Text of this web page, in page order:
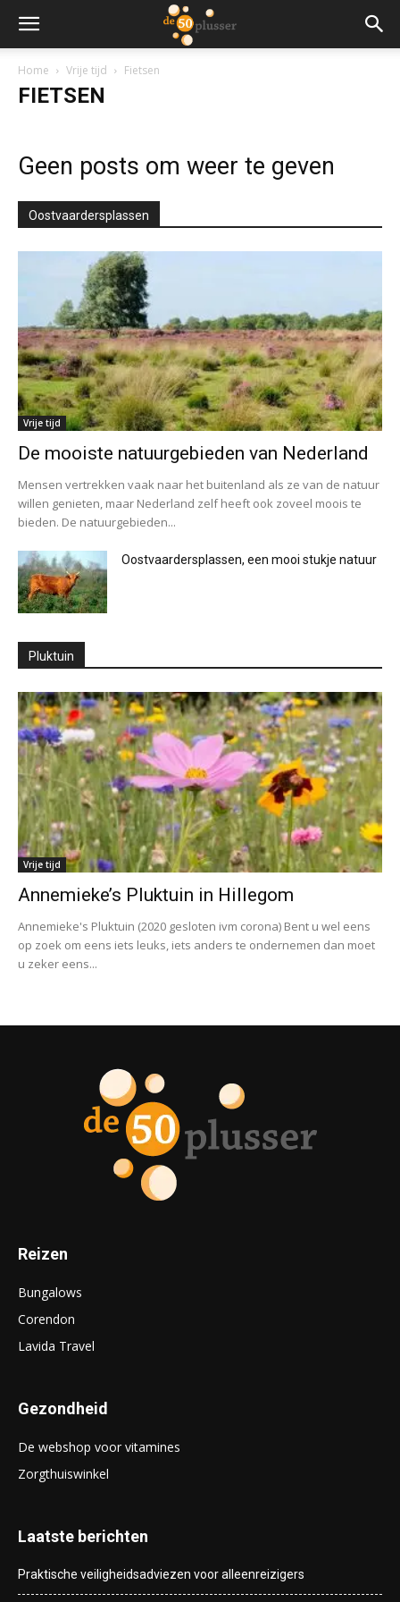
Home Vrije tijd Fietsen
FIETSEN
Geen posts om weer te geven
Oostvaardersplassen
Vrije tijd
De mooiste natuurgebieden van Nederland
Mensen vertrekken vaak naar het buitenland als ze van de natuur
willen genieten, maar Nederland zelf heeft ook zoveel moois te
bieden. De natuurgebieden...
Oostvaardersplassen, een mooi stukje natuur
Pluktuin
Vrije tijd
Annemieke’s Pluktuin in Hillegom
Annemieke's Pluktuin (2020 gesloten ivm corona) Bent u wel eens
op zoek om eens iets leuks, iets anders te ondernemen dan moet
u zeker eens...
Reizen
Bungalows
Corendon
Lavida Travel
Gezondheid
De webshop voor vitamines
Zorgthuiswinkel
Laatste berichten
Praktische veiligheidsadviezen voor alleenreizigers